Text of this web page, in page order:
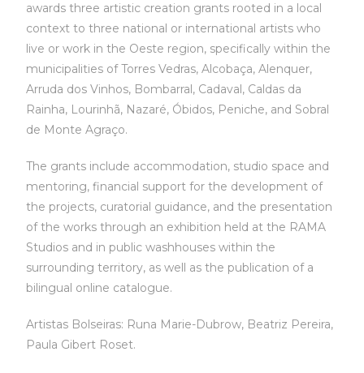
awards three artistic creation grants rooted in a local
context to three national or international artists who
live or work in the Oeste region, specifically within the
municipalities of Torres Vedras, Alcobaça, Alenquer,
Arruda dos Vinhos, Bombarral, Cadaval, Caldas da
Rainha, Lourinhã, Nazaré, Óbidos, Peniche, and Sobral
de Monte Agraço.
The grants include accommodation, studio space and
mentoring, financial support for the development of
the projects, curatorial guidance, and the presentation
of the works through an exhibition held at the RAMA
Studios and in public washhouses within the
surrounding territory, as well as the publication of a
bilingual online catalogue.
Artistas Bolseiras: Runa Marie-Dubrow, Beatriz Pereira,
Paula Gibert Roset.